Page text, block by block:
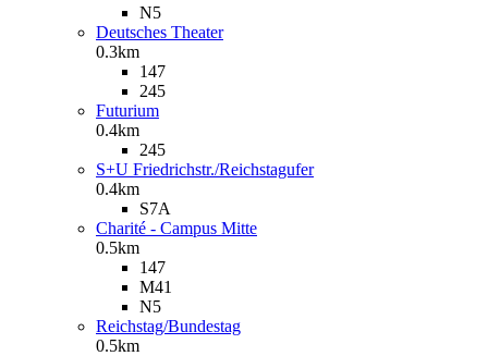
N5
Deutsches Theater
0.3km
147
245
Futurium
0.4km
245
S+U Friedrichstr./Reichstagufer
0.4km
S7A
Charité - Campus Mitte
0.5km
147
M41
N5
Reichstag/Bundestag
0.5km